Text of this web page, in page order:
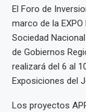
El Foro de
marco de la EXPO
Sociedad
de Gobiernos
realizará del 6 al
Exposiciones del
Los proyectos